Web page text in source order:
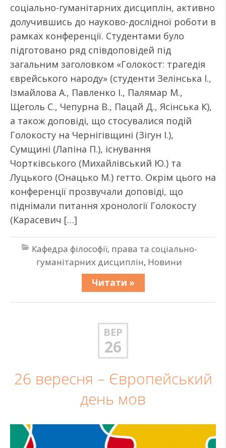
соціально-гуманітарних дисциплін, активно
долучившись до науково-дослідної роботи в
рамках конференції. Студентами було
підготовано ряд співдоповідей під
загальним заголовком «Голокост: трагедія
єврейського народу» (студенти Зелінська І.,
Ізмайлова А., Павленко І., Палямар М.,
Щеголь С., Чепурна В., Пацай Д., Ясінська К),
а також доповіді, що стосувалися подій
Голокосту на Чернігівщині (Зігун І.),
Сумщині (Лапіна П.), існування
Чортківського (Михайлівський Ю.) та
Луцького (Онацько М.) гетто. Окрім цього на
конференції прозвучали доповіді, що
піднімали питання хронології Голокосту
(Карасевич […]
Кафедра філософії, права та соціально-
гуманітарних дисциплін, Новини
Читати »
ВЕР
26
26 вересня – Європейський
день мов